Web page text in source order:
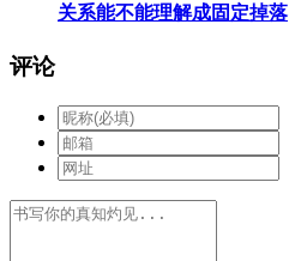
关系能不能理解成固定掉落
评论